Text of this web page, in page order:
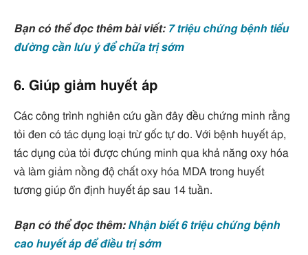
Bạn có thể đọc thêm bài viết: 7 triệu chứng bệnh tiểu
đường cần lưu ý để chữa trị sớm
6. Giúp giảm huyết áp
Các công trình nghiên cứu gần đây đều chứng minh rằng
tỏi đen có tác dụng loại trừ gốc tự do. Với bệnh huyết áp,
tác dụng của tỏi được chúng minh qua khả năng oxy hóa
và làm giảm nồng độ chất oxy hóa MDA trong huyết
tương giúp ổn định huyết áp sau 14 tuần.
Bạn có thể đọc thêm: Nhận biết 6 triệu chứng bệnh
cao huyết áp để điều trị sớm